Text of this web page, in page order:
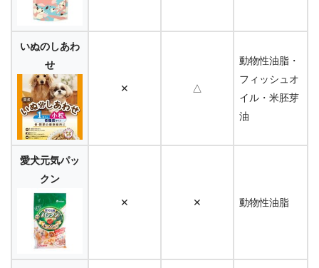
いぬのしあわ
せ
✕ △
動物性油脂・
フィッシュオ
イル・米胚芽
油
愛犬元気パッ
クン
✕ ✕ 動物性油脂